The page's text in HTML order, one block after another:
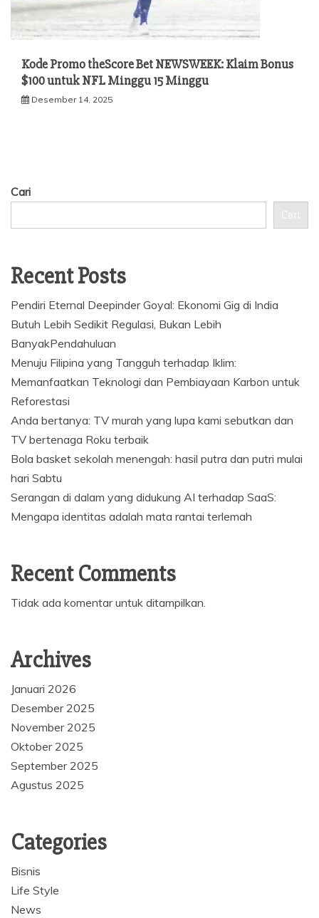
Kode Promo theScore Bet NEWSWEEK: Klaim Bonus
$100 untuk NFL Minggu 15 Minggu
Desember 14, 2025
Cari
Cari
Recent Posts
Pendiri Eternal Deepinder Goyal: Ekonomi Gig di India
Butuh Lebih Sedikit Regulasi, Bukan Lebih
BanyakPendahuluan
Menuju Filipina yang Tangguh terhadap Iklim:
Memanfaatkan Teknologi dan Pembiayaan Karbon untuk
Reforestasi
Anda bertanya: TV murah yang lupa kami sebutkan dan
TV bertenaga Roku terbaik
Bola basket sekolah menengah: hasil putra dan putri mulai
hari Sabtu
Serangan di dalam yang didukung AI terhadap SaaS:
Mengapa identitas adalah mata rantai terlemah
Recent Comments
Tidak ada komentar untuk ditampilkan.
Archives
Januari 2026
Desember 2025
November 2025
Oktober 2025
September 2025
Agustus 2025
Categories
Bisnis
Life Style
News